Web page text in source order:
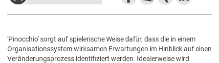
'Pinocchio' sorgt auf spielerische Weise dafür, dass die in einem
Organisationssystem wirksamen Erwartungen im Hinblick auf einen
Veränderungsprozess identifiziert werden. Idealerweise wird